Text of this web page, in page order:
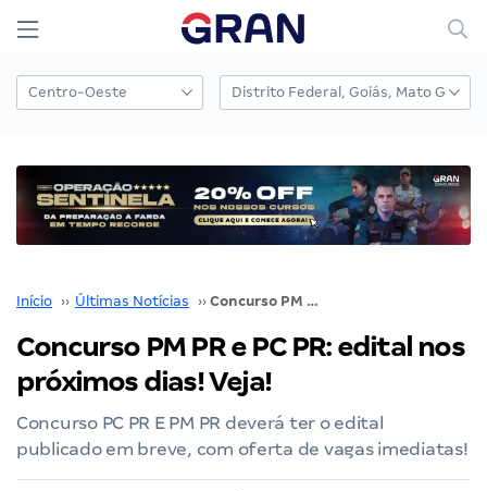
Início ›› Últimas Notícias ›› Concurso PM PR e PC PR: edital nos próximos dias! Veja!
Concurso PM PR e PC PR: edital nos
próximos dias! Veja!
Concurso PC PR E PM PR deverá ter o edital
publicado em breve, com oferta de vagas imediatas!